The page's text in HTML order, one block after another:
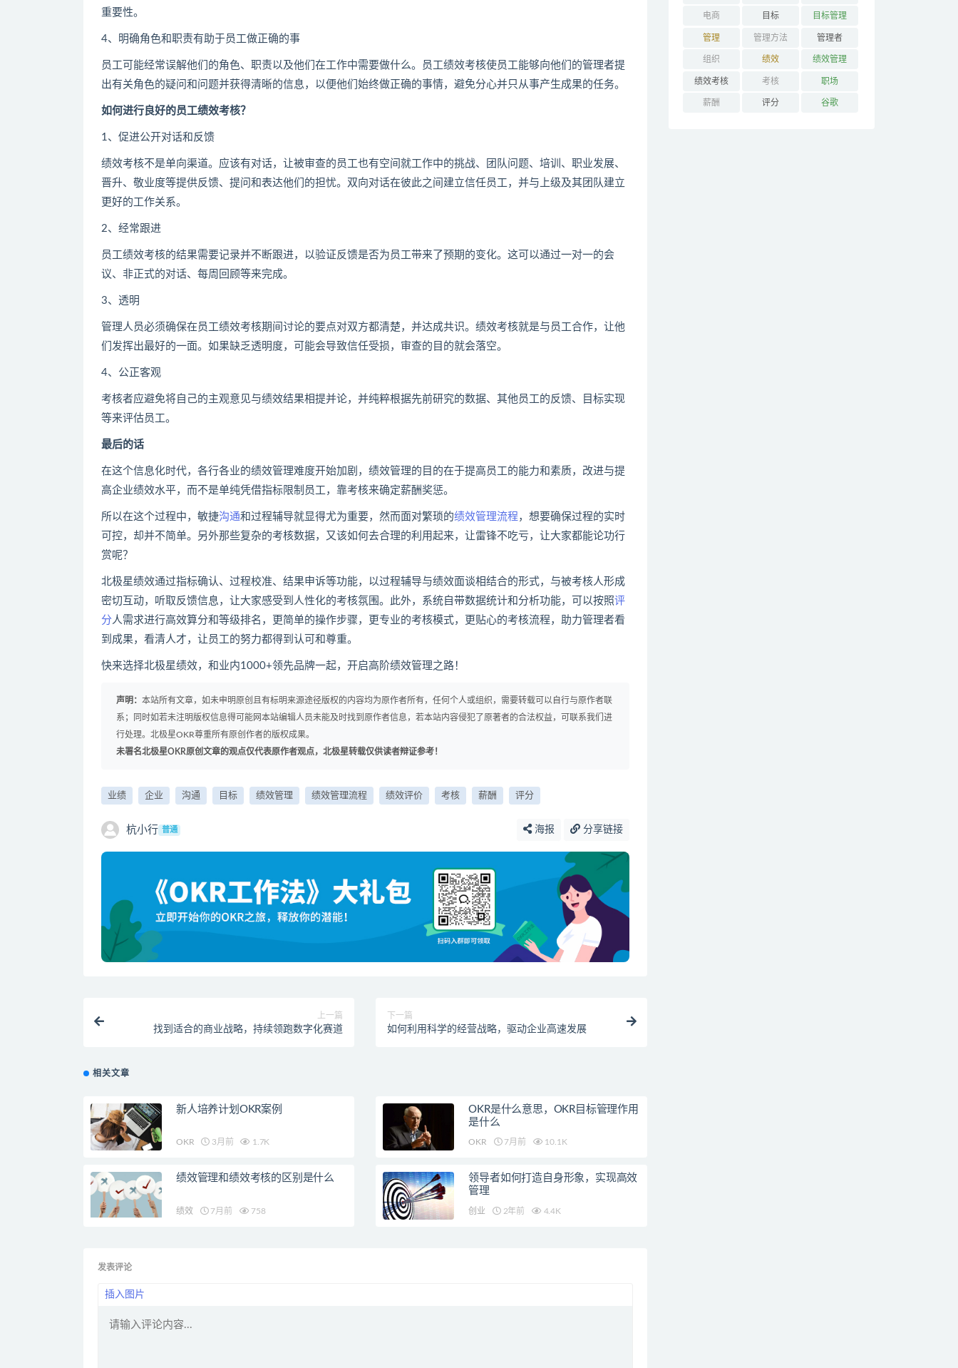
重要性。
4、明确角色和职责有助于员工做正确的事
员工可能经常误解他们的角色、职责以及他们在工作中需要做什么。员工绩效考核使员工能够向他们的管理者提
出有关角色的疑问和问题并获得清晰的信息，以便他们始终做正确的事情，避免分心并只从事产生成果的任务。
如何进行良好的员工绩效考核？
1、促进公开对话和反馈
绩效考核不是单向渠道。应该有对话，让被审查的员工也有空间就工作中的挑战、团队问题、培训、职业发展、
晋升、敬业度等提供反馈、提问和表达他们的担忧。双向对话在彼此之间建立信任员工，并与上级及其团队建立
更好的工作关系。
2、经常跟进
员工绩效考核的结果需要记录并不断跟进，以验证反馈是否为员工带来了预期的变化。这可以通过一对一的会
议、非正式的对话、每周回顾等来完成。
3、透明
管理人员必须确保在员工绩效考核期间讨论的要点对双方都清楚，并达成共识。绩效考核就是与员工合作，让他
们发挥出最好的一面。如果缺乏透明度，可能会导致信任受损，审查的目的就会落空。
4、公正客观
考核者应避免将自己的主观意见与绩效结果相提并论，并纯粹根据先前研究的数据、其他员工的反馈、目标实现
等来评估员工。
最后的话
在这个信息化时代，各行各业的绩效管理难度开始加剧，绩效管理的目的在于提高员工的能力和素质，改进与提
高企业绩效水平，而不是单纯凭借指标限制员工，靠考核来确定薪酬奖惩。
所以在这个过程中，敏捷沟通和过程辅导就显得尤为重要，然而面对繁琐的绩效管理流程 ，想要确保过程的实时
可控，却并不简单。另外那些复杂的考核数据，又该如何去合理的利用起来，让雷锋不吃亏，让大家都能论功行
赏呢？
北极星绩效通过指标确认、过程校准、结果申诉等功能，以过程辅导与绩效面谈相结合的形式，与被考核人形成
密切互动，听取反馈信息，让大家感受到人性化的考核氛围。此外，系统自带数据统计和分析功能，可以按照评
分人需求进行高效算分和等级排名，更简单的操作步骤，更专业的考核模式，更贴心的考核流程，助力管理者看
到成果，看清人才，让员工的努力都得到认可和尊重。
快来选择北极星绩效，和业内1000+领先品牌一起，开启高阶绩效管理之路！
声明： 本站所有文章，如未申明原创且有标明来源途径版权的内容均为原作者所有，任何个人或组织，需要转载可以自行与原作者联
系；同时如若未注明版权信息得可能网本站编辑人员未能及时找到原作者信息，若本站内容侵犯了原著者的合法权益，可联系我们进
行处理。北极星OKR尊重所有原创作者的版权成果。
未署名北极星OKR原创文章的观点仅代表原作者观点，北极星转载仅供读者辩证参考！
业绩 企业 沟通 目标 绩效管理 绩效管理流程 绩效评价 考核 薪酬 评分
杭小行 普通 海报 分享链接
上一篇
找到适合的商业战略，持续领跑数字化赛道
下一篇
如何利用科学的经营战略，驱动企业高速发展
相关文章
新人培养计划OKR案例
OKR 3月前 1.7K
OKR是什么意思，OKR目标管理作用
是什么
OKR 7月前 10.1K
绩效管理和绩效考核的区别是什么
绩效 7月前 758
领导者如何打造自身形象，实现高效
管理
创业 2年前 4.4K
发表评论
插入图片
电商 目标 目标管理
管理 管理方法 管理者
组织 绩效 绩效管理
绩效考核 考核 职场
薪酬 评分 谷歌